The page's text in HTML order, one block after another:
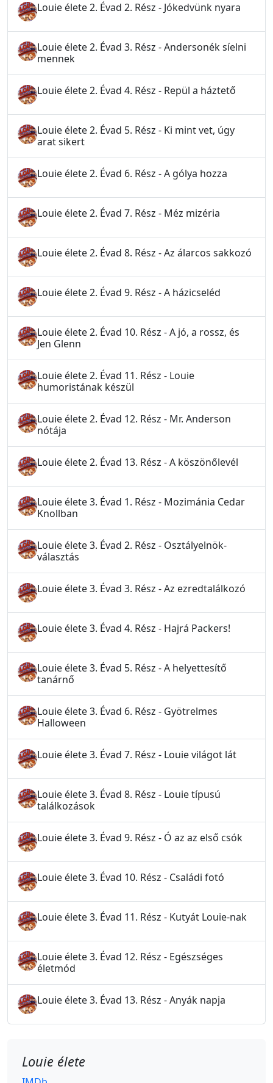
Louie élete 2. Évad 2. Rész - Jókedvünk nyara
Louie élete 2. Évad 3. Rész - Andersonék síelni
mennek
Louie élete 2. Évad 4. Rész - Repül a háztető
Louie élete 2. Évad 5. Rész - Ki mint vet, úgy
arat sikert
Louie élete 2. Évad 6. Rész - A gólya hozza
Louie élete 2. Évad 7. Rész - Méz mizéria
Louie élete 2. Évad 8. Rész - Az álarcos sakkozó
Louie élete 2. Évad 9. Rész - A házicseléd
Louie élete 2. Évad 10. Rész - A jó, a rossz, és
Jen Glenn
Louie élete 2. Évad 11. Rész - Louie
humoristának készül
Louie élete 2. Évad 12. Rész - Mr. Anderson
nótája
Louie élete 2. Évad 13. Rész - A köszönőlevél
Louie élete 3. Évad 1. Rész - Mozimánia Cedar
Knollban
Louie élete 3. Évad 2. Rész - Osztályelnök-
választás
Louie élete 3. Évad 3. Rész - Az ezredtalálkozó
Louie élete 3. Évad 4. Rész - Hajrá Packers!
Louie élete 3. Évad 5. Rész - A helyettesítő
tanárnő
Louie élete 3. Évad 6. Rész - Gyötrelmes
Halloween
Louie élete 3. Évad 7. Rész - Louie világot lát
Louie élete 3. Évad 8. Rész - Louie típusú
találkozások
Louie élete 3. Évad 9. Rész - Ó az az első csók
Louie élete 3. Évad 10. Rész - Családi fotó
Louie élete 3. Évad 11. Rész - Kutyát Louie-nak
Louie élete 3. Évad 12. Rész - Egészséges
életmód
Louie élete 3. Évad 13. Rész - Anyák napja
Louie élete